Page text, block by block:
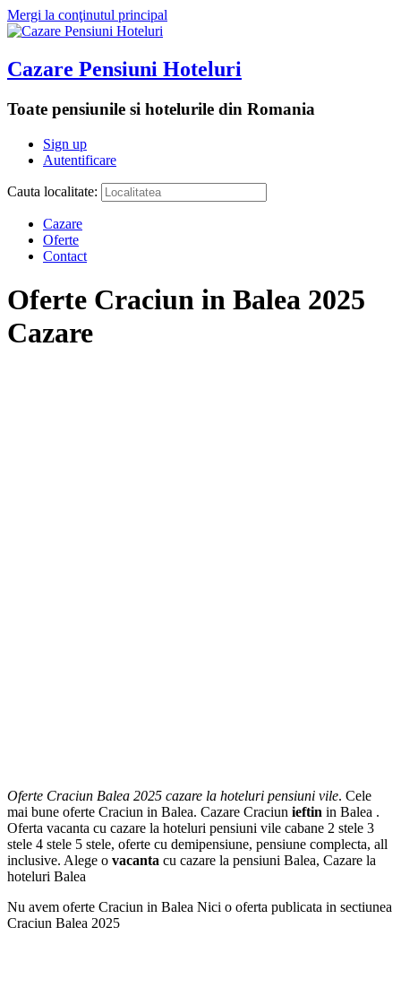
Mergi la conţinutul principal
Cazare Pensiuni Hoteluri
Toate pensiunile si hotelurile din Romania
Sign up
Autentificare
Cauta localitate:
Cazare
Oferte
Contact
Oferte Craciun in Balea 2025
Cazare
Oferte Craciun Balea 2025 cazare la hoteluri pensiuni vile. Cele
mai bune oferte Craciun in Balea. Cazare Craciun ieftin in Balea .
Oferta vacanta cu cazare la hoteluri pensiuni vile cabane 2 stele 3
stele 4 stele 5 stele, oferte cu demipensiune, pensiune complecta, all
inclusive. Alege o vacanta cu cazare la pensiuni Balea, Cazare la
hoteluri Balea
Nu avem oferte Craciun in Balea Nici o oferta publicata in sectiunea
Craciun Balea 2025